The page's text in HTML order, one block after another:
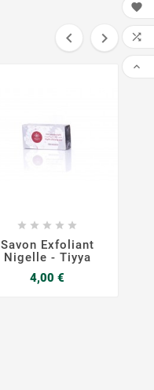
 
    
Savon Exfoliant
Nigelle - Tiyya
4,00 €


